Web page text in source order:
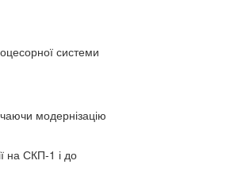
системи
модернізацію
на СКП-1 і до